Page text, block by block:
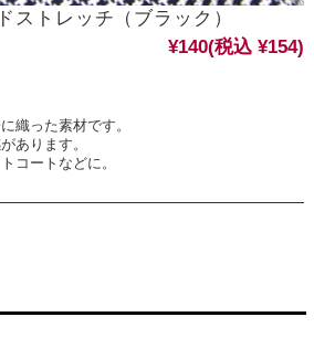
ストレッチ（ブラック）
¥140(税込 ¥154)
織った素材です。
あります。
コートなどに。